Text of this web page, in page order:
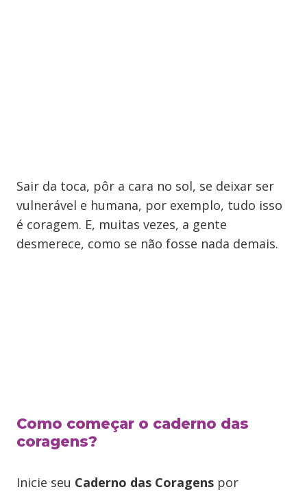
Sair da toca, pôr a cara no sol, se deixar ser
vulnerável e humana, por exemplo, tudo isso
é coragem. E, muitas vezes, a gente
desmerece, como se não fosse nada demais.
Como começar o caderno das
coragens?
Inicie seu Caderno das Coragens por